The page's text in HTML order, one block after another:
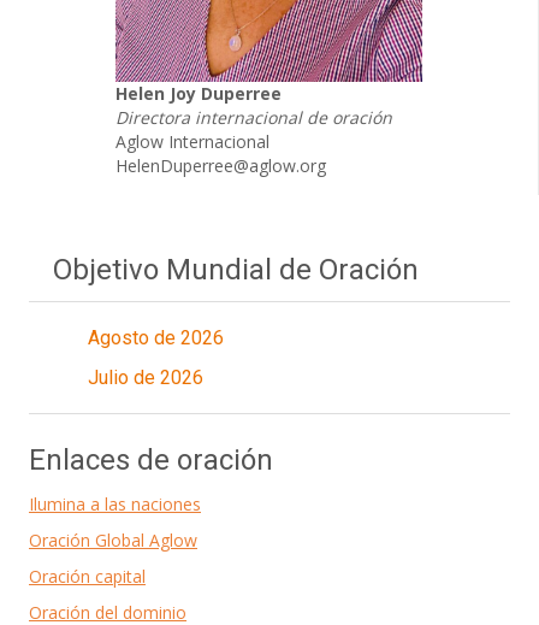
Helen Joy Duperree
Directora internacional de oración
Aglow Internacional
HelenDuperree@aglow.org
Objetivo Mundial de Oración
Agosto de 2026
Julio de 2026
Enlaces de oración
Ilumina a las naciones
Oración Global Aglow
Oración capital
Oración del dominio